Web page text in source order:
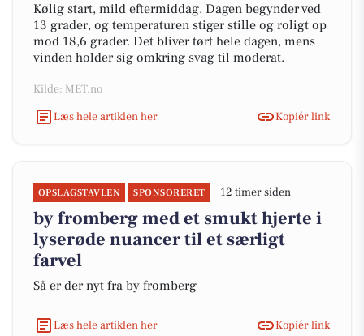
Kølig start, mild eftermiddag. Dagen begynder ved
13 grader, og temperaturen stiger stille og roligt op
mod 18,6 grader. Det bliver tørt hele dagen, mens
vinden holder sig omkring svag til moderat.
Kilde: MET.no
Læs hele artiklen her
Kopiér link
OPSLAGSTAVLEN SPONSORERET 12 timer siden
by fromberg med et smukt hjerte i
lyserøde nuancer til et særligt
farvel
Så er der nyt fra by fromberg
Læs hele artiklen her Kopiér link